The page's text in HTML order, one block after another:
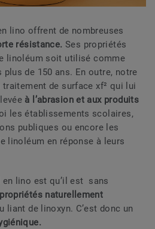
lino offrent de nombreuses
résistance. Ses propriétés
linoléum soit utilisé comme
de 150 ans. En outre, notre
de surface xf² qui lui
à l’abrasion et aux produits
les établissements scolaires,
publiques ou encore les
linoléum en réponse à leurs
en lino est qu’il est sans
propriétés naturellement
liant de linoxyn. C’est donc un